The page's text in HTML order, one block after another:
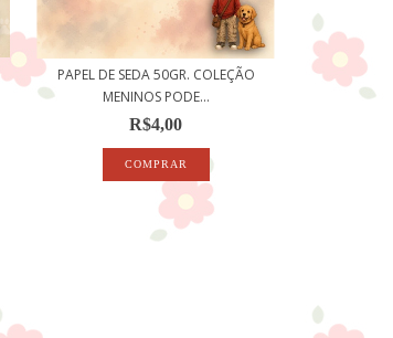
PAPEL DE SEDA 50GR. COLEÇÃO
MENINOS PODE...
R$4,00